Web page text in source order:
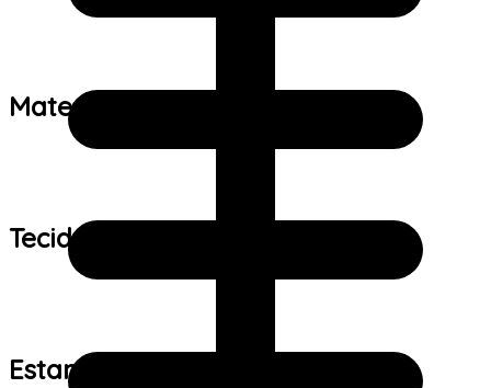
Material:
Tecido:
Estampa: